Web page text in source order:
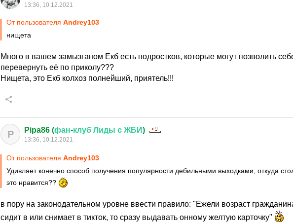
13:36, 10.12.2021
От пользователя Andrey103
нищета
Много в вашем замызганом Екб есть подростков, которые могут позволить
перевернуть её по приколу???
Нищета, это Екб колхоз полнейший, приятель!!!
P Pipa86 (фан-клуб Лиды с ЖБИ)
13:36, 10.12.2021
От пользователя Andrey103
Удивляет конечно способ получения популярности дебильными выходками, откуда
это нравится??
в пору на законодательном уровне ввести правило: "Ежели возраст
сидит в или снимает в тикток, то сразу выдавать онному желтую карточку"